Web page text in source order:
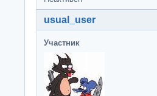
usual_user
Участник